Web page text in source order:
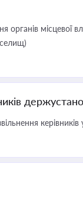
органів
селищ)